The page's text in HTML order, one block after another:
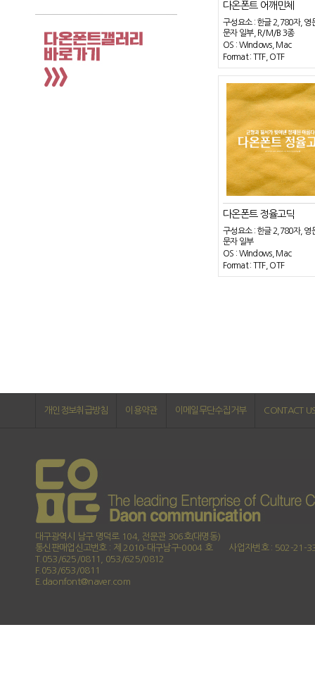
다온폰트 어깨민체
구성요소 : 한글 2,780자, 영
문자 일부, R/M/B 3종
OS : Windows, Mac
Format : TTF, OTF
다온폰트 정율고딕
구성요소 : 한글 2,780자, 영
문자 일부
OS : Windows, Mac
Format : TTF, OTF
개인정보취급방침 이용약관 이메일무단수집거부 CONTACT
대구광역시 남구 명덕로 104, 전문관 306호(대명동)
통신판매업신고번호 : 제 2010-대구남구-0004 호
사업자번호 : 502-21-
T.053/625/0811, 053/625/0812
F.053/653/0811
E.daonfont@naver.com